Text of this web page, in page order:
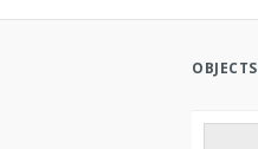
OBJECTS